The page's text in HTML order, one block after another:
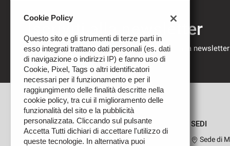
Iscriviti alla newsletter
Compila il modulo sottostante per iscriverti alla
nostre novità.
SEDI
Sede di
Cookie Policy
Questo sito e gli strumenti di terze parti in
esso integrati trattano dati personali (es. dati
di navigazione o indirizzi IP) e fanno uso di
Cookie, Pixel, Tags o altri identificatori
necessari per il funzionamento e per il
raggiungimento delle finalità descritte nella
cookie policy, tra cui il miglioramento delle
funzionalità del sito e la pubblicità
personalizzata. Cliccando sul pulsante
Accetta Tutti dichiari di accettare l'utilizzo di
queste tecnologie. In alternativa puoi